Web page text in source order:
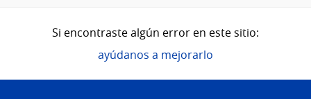
Si encontraste algún error en este sitio:
ayúdanos a mejorarlo